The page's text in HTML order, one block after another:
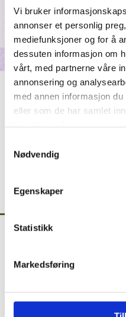
Vi bruker
annonser et personlig
mediefunksjoner og for å
dessuten informasjon om
vårt, med partnerne våre
annonsering og
med annen informasjon du
eller som de har samlet
Nødvendig
Egenskaper
Statistikk
Markedsføring